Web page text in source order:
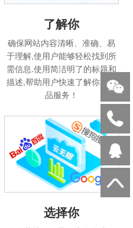
了解你
确保网站内容清晰、准确、易
于理解,使用户能够轻松找到所
需信息.使用简洁明了的标题和
描述,帮助用户快速了解你的产
品服务！
选择你